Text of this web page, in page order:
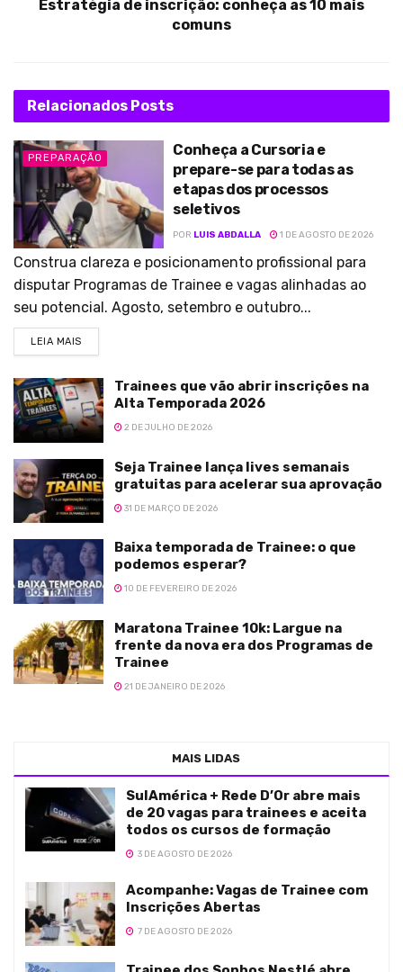
Estratégia de inscrição: conheça as 10 mais
comuns
Relacionados Posts
PREPARAÇÃO
Conheça a Cursoria e
prepare-se para todas as
etapas dos processos
seletivos
POR LUIS ABDALLA 1 DE AGOSTO DE 2026
Construa clareza e posicionamento profissional para
disputar Programas de Trainee e vagas alinhadas ao
seu potencial. Agosto, setembro e outubro...
LEIA MAIS
Trainees que vão abrir inscrições na
Alta Temporada 2026
2 DE JULHO DE 2026
Seja Trainee lança lives semanais
gratuitas para acelerar sua aprovação
31 DE MARÇO DE 2026
Baixa temporada de Trainee: o que
podemos esperar?
10 DE FEVEREIRO DE 2026
Maratona Trainee 10k: Largue na
frente da nova era dos Programas de
Trainee
21 DE JANEIRO DE 2026
MAIS LIDAS
SulAmérica + Rede D’Or abre mais
de 20 vagas para trainees e aceita
todos os cursos de formação
3 DE AGOSTO DE 2026
Acompanhe: Vagas de Trainee com
Inscrições Abertas
7 DE AGOSTO DE 2026